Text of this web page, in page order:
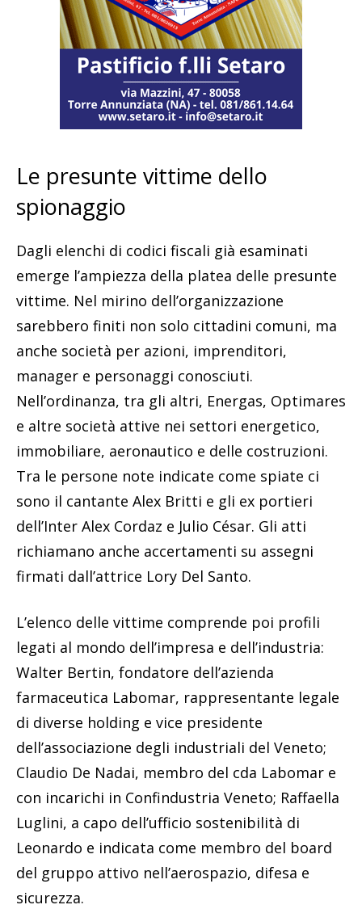
Le presunte vittime dello
spionaggio
Dagli elenchi di codici fiscali già esaminati
emerge l’ampiezza della platea delle presunte
vittime. Nel mirino dell’organizzazione
sarebbero finiti non solo cittadini comuni, ma
anche società per azioni, imprenditori,
manager e personaggi conosciuti.
Nell’ordinanza, tra gli altri, Energas, Optimares
e altre società attive nei settori energetico,
immobiliare, aeronautico e delle costruzioni.
Tra le persone note indicate come spiate ci
sono il cantante Alex Britti e gli ex portieri
dell’Inter Alex Cordaz e Julio César. Gli atti
richiamano anche accertamenti su assegni
firmati dall’attrice Lory Del Santo.
L’elenco delle vittime comprende poi profili
legati al mondo dell’impresa e dell’industria:
Walter Bertin, fondatore dell’azienda
farmaceutica Labomar, rappresentante legale
di diverse holding e vice presidente
dell’associazione degli industriali del Veneto;
Claudio De Nadai, membro del cda Labomar e
con incarichi in Confindustria Veneto; Raffaella
Luglini, a capo dell’ufficio sostenibilità di
Leonardo e indicata come membro del board
del gruppo attivo nell’aerospazio, difesa e
sicurezza.